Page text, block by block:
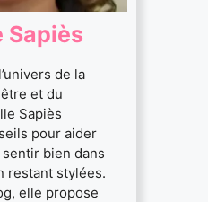
Sapiès
de la
et du
Sapiès
pour aider
bien dans
restant stylées.
elle propose